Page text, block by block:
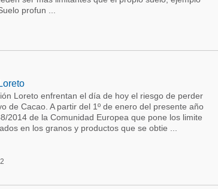
profun ...
Loreto enfrentan el día de hoy el riesgo de perder
de Cacao. A partir del 1º de enero del presente año
2014 de la Comunidad Europea que pone los limite
en los granos y productos que se obtie ...
2